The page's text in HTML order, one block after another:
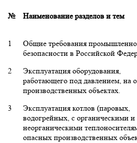
№ Наименование разделов и тем
1
Общие требования
безопасности в Российской
2
Эксплуатация оборудования,
работающего под давлением, на
производственных объектах.
3
Эксплуатация котлов (паровых,
водогрейных, с органическими и
неорганическими
опасных производственных